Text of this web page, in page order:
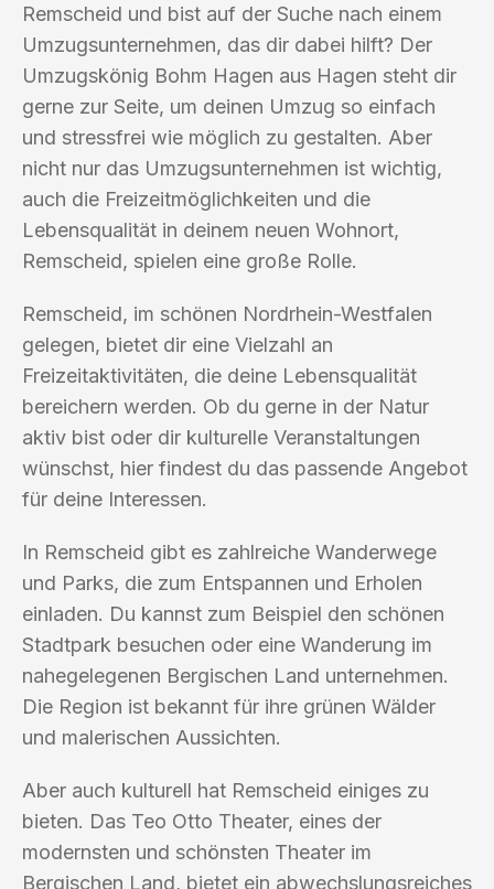
Remscheid und bist auf der Suche nach einem
Umzugsunternehmen, das dir dabei hilft? Der
Umzugskönig Bohm Hagen aus Hagen steht dir
gerne zur Seite, um deinen Umzug so einfach
und stressfrei wie möglich zu gestalten. Aber
nicht nur das Umzugsunternehmen ist wichtig,
auch die Freizeitmöglichkeiten und die
Lebensqualität in deinem neuen Wohnort,
Remscheid, spielen eine große Rolle.
Remscheid, im schönen Nordrhein-Westfalen
gelegen, bietet dir eine Vielzahl an
Freizeitaktivitäten, die deine Lebensqualität
bereichern werden. Ob du gerne in der Natur
aktiv bist oder dir kulturelle Veranstaltungen
wünschst, hier findest du das passende Angebot
für deine Interessen.
In Remscheid gibt es zahlreiche Wanderwege
und Parks, die zum Entspannen und Erholen
einladen. Du kannst zum Beispiel den schönen
Stadtpark besuchen oder eine Wanderung im
nahegelegenen Bergischen Land unternehmen.
Die Region ist bekannt für ihre grünen Wälder
und malerischen Aussichten.
Aber auch kulturell hat Remscheid einiges zu
bieten. Das Teo Otto Theater, eines der
modernsten und schönsten Theater im
Bergischen Land, bietet ein abwechslungsreiches